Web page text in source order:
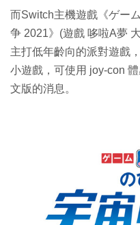
而Switch主機遊戲《ゲー
争 2021》(遊戲 哆啦A夢
主打低年齡向的派對遊戲
小遊戲，可使用 joy-con
文版的消息。